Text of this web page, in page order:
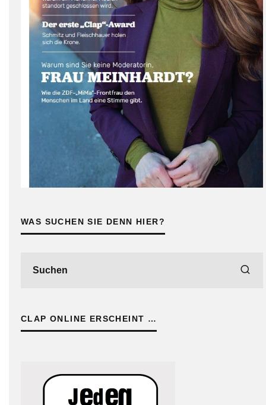
WAS SUCHEN SIE DENN HIER?
CLAP ONLINE ERSCHEINT …